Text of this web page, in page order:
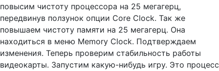
повысим чистоту процессора на 25 мегагерц,
передвинув ползунок опции Core Clock. Так же
повышаем чистоту памяти на 25 мегагерц. Она
находиться в меню Memory Clock. Подтверждаем
изменения. Теперь проверим стабильность работы
видеокарты. Запустим какую-нибудь игру. Это процесс